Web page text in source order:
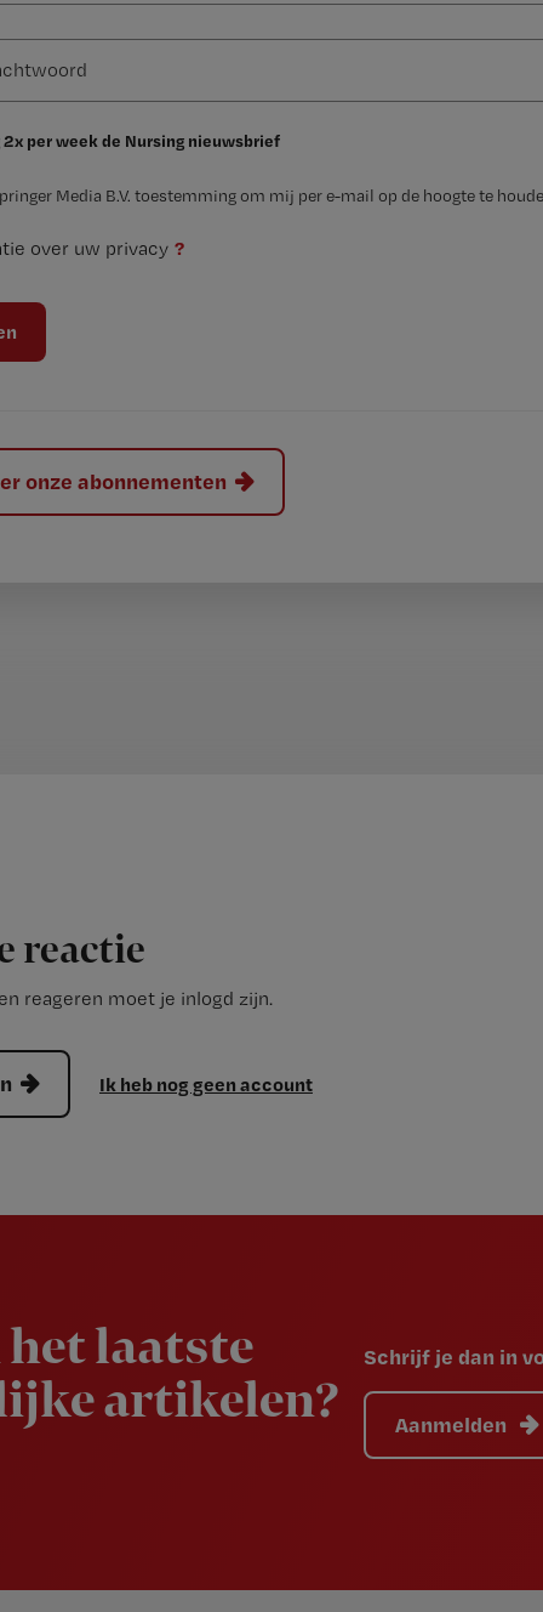
2x per week de Nursing nieuwsbrief
Media B.V. toestemming om mij per e-mail op de hoogte te
over uw privacy ?
onze abonnementen
reactie
reageren moet je inlogd zijn.
Ik heb nog geen account
laatste
artikelen?
Schrijf je dan in
Aanmelden